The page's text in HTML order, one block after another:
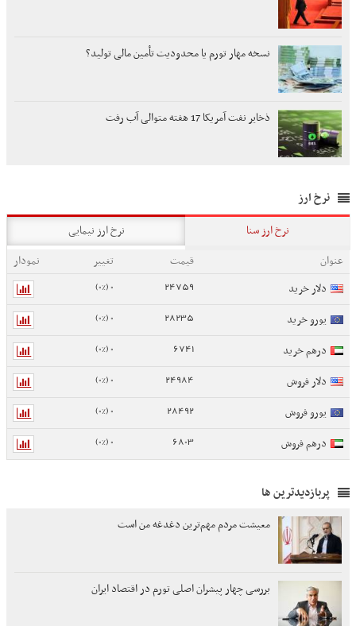
نسخه مهار تورم یا محدودیت تأمین مالی تولید؟
ذخایر نفت آمریکا 17 هفته متوالی آب رفت
نرخ ارز
نرخ ارز سنا
نرخ ارز نیمایی
عنوان
قیمت تغییر
نمودار
دلار خرید
24759
0 (0%)
یورو خرید 28235
0 (0%)
درهم خرید 6741
0 (0%)
دلار فروش 24984
0 (0%)
یورو فروش 28492
0 (0%)
درهم فروش 6803
0 (0%)
پربازدیدترین ها
معیشت مردم مهم‌ترین دغدغه من است
بررسی چهار پیشران اصلی تورم در اقتصاد ایران